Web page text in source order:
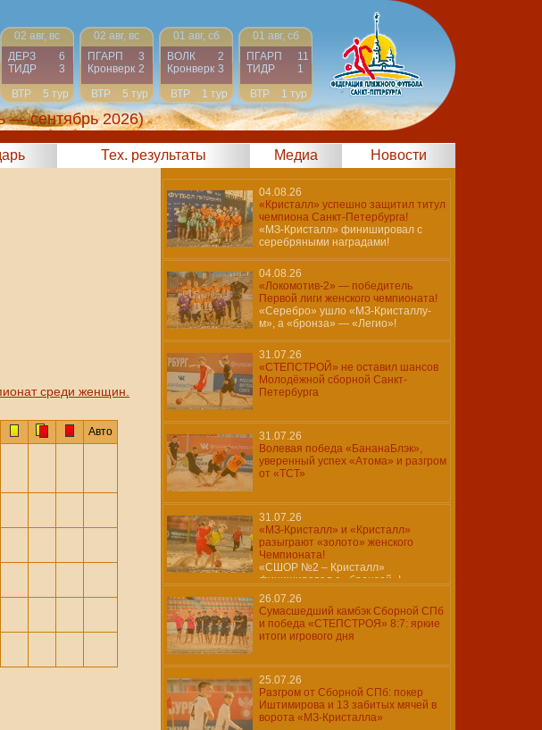
02 авг, вс
ДЕРЗ
6
ТИДР
3
ВТР
5 тур
02 авг, вс
ПГАРП
3
Кронверк 2
ВТР
5 тур
01 авг, сб
ВОЛК
2
Кронверк 3
ВТР
1 тур
01 авг, сб
ПГАРП
11
ТИДР
1
ВТР
1 тур
— сентябрь 2026)
Тех. результаты Медиа Новости
среди женщин.
Авто
04.08.26
«Кристалл» успешно защитил титул
чемпиона Санкт-Петербурга!
«МЗ-Кристалл» финишировал с
серебряными наградами!
04.08.26
«Локомотив-2» — победитель
Первой лиги женского чемпионата!
«Серебро» ушло «МЗ-Кристаллу-
м», а «бронза» — «Легио»!
31.07.26
«СТЕПСТРОЙ» не оставил шансов
Молодёжной сборной Санкт-
Петербурга
31.07.26
Волевая победа «БананаБлэк»,
уверенный успех «Атома» и разгром
от «ТСТ»
31.07.26
«МЗ-Кристалл» и «Кристалл»
разыграют «золото» женского
Чемпионата!
«СШОР №2 – Кристалл»
финишировал с «бронзой»!
26.07.26
Сумасшедший камбэк Сборной СПб
и победа «СТЕПСТРОЯ» 8:7: яркие
итоги игрового дня
25.07.26
Разгром от Сборной СПб: покер
Иштимирова и 13 забитых мячей в
ворота «МЗ-Кристалла»